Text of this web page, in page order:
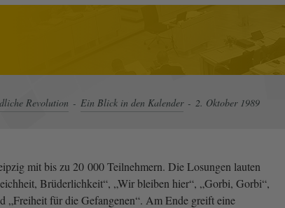
Revolution Ein Blick in den Kalender 2. Oktober 1989
mit bis zu 20 000 Teilnehmern. Die Losungen lauten
Brüderlichkeit“, „Wir bleiben hier“, „Gorbi, Gorbi“,
„Freiheit für die Gefangenen“. Am Ende greift eine